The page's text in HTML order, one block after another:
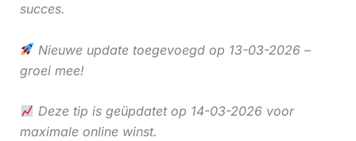
succes.
Nieuwe update toegevoegd op 13-03-2026 –
groei mee!
Deze tip is geüpdatet op 14-03-2026 voor
maximale online winst.